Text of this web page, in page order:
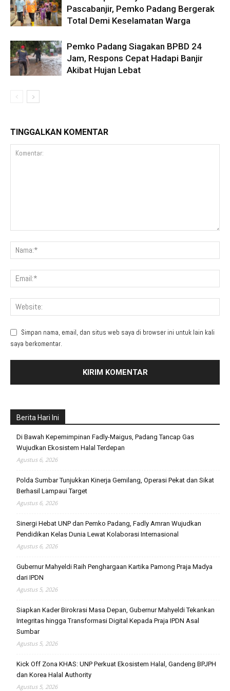
Pascabanjir, Pemko Padang Bergerak
Total Demi Keselamatan Warga
Pemko Padang Siagakan BPBD 24
Jam, Respons Cepat Hadapi Banjir
Akibat Hujan Lebat
TINGGALKAN KOMENTAR
Simpan nama, email, dan situs web saya di browser ini untuk lain kali
saya berkomentar.
Berita Hari Ini
Di Bawah Kepemimpinan Fadly-Maigus, Padang Tancap Gas
Wujudkan Ekosistem Halal Terdepan
Agustus 6, 2026
Polda Sumbar Tunjukkan Kinerja Gemilang, Operasi Pekat dan Sikat
Berhasil Lampaui Target
Agustus 6, 2026
Sinergi Hebat UNP dan Pemko Padang, Fadly Amran Wujudkan
Pendidikan Kelas Dunia Lewat Kolaborasi Internasional
Agustus 6, 2026
Gubernur Mahyeldi Raih Penghargaan Kartika Pamong Praja Madya
dari IPDN
Agustus 5, 2026
Siapkan Kader Birokrasi Masa Depan, Gubernur Mahyeldi Tekankan
Integritas hingga Transformasi Digital Kepada Praja IPDN Asal
Sumbar
Agustus 5, 2026
Kick Off Zona KHAS: UNP Perkuat Ekosistem Halal, Gandeng BPJPH
dan Korea Halal Authority
Agustus 5, 2026